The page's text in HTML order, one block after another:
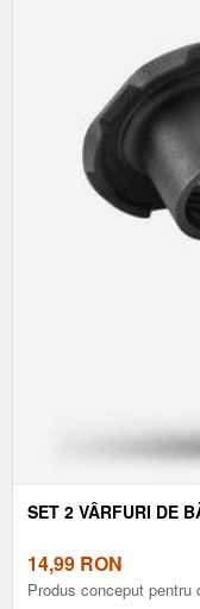
SET 2 VÂRFURI DE
14,99 RON
Produs conceput